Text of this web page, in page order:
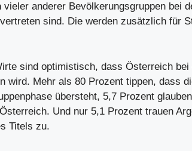
vieler anderer Bevölkerungsgruppen bei
sind. Die werden zusätzlich für
sind optimistisch, dass Österreich bei
wird. Mehr als 80 Prozent tippen, dass
übersteht, 5,7 Prozent
Und nur 5,1 Prozent trauen
Titels zu.